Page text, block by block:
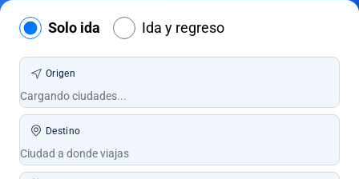
Solo ida Ida y regreso
Origen
Destino